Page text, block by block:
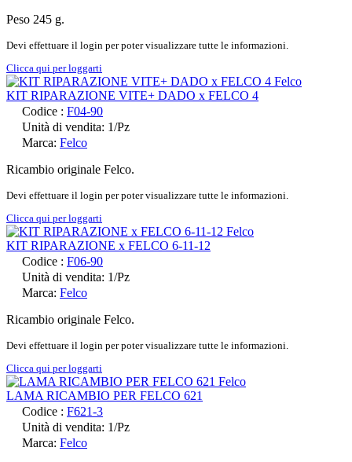
Peso 245 g.
Devi effettuare il login per poter visualizzare tutte le informazioni.
Clicca qui per loggarti
KIT RIPARAZIONE VITE+ DADO x FELCO 4
Codice : F04-90
Unità di vendita: 1/Pz
Marca: Felco
Ricambio originale Felco.
Devi effettuare il login per poter visualizzare tutte le informazioni.
Clicca qui per loggarti
KIT RIPARAZIONE x FELCO 6-11-12
Codice : F06-90
Unità di vendita: 1/Pz
Marca: Felco
Ricambio originale Felco.
Devi effettuare il login per poter visualizzare tutte le informazioni.
Clicca qui per loggarti
LAMA RICAMBIO PER FELCO 621
Codice : F621-3
Unità di vendita: 1/Pz
Marca: Felco